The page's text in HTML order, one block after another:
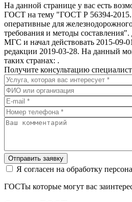
На данной странице у вас есть
ГОСТ на тему "ГОСТ Р 56394-
оперативные для
требования и методы
МГС и начал действовать 2015-09-
редакции 2019-03-28. На данный
таких странах: .
Получите консультацию
Отправить заявку
Я согласен на обработку
ГОСТы которые могут вас